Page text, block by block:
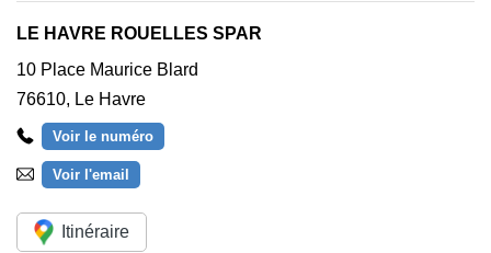
LE HAVRE ROUELLES SPAR
10 Place Maurice Blard
76610, Le Havre
Voir le numéro
Voir l'email
Itinéraire